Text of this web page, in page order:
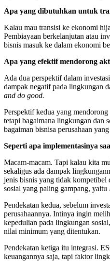
Apa yang dibutuhkan untuk
Kalau mau transisi ke ekonomi
Pembiayaan berkelanjutan atau
bisnis masuk ke dalam ekonomi
Apa yang efektif mendorong
Ada dua perspektif dalam
dampak negatif pada lingkungan
and do good.
Perspektif kedua yang
tetapi bagaimana lingkungan dan
bagaiman bisnisa perusahaan
Seperti apa implementasinya
Macam-macam. Tapi kalau kita
sekaligus ada dampak
jenis bisnis yang tidak kompetibel
sosial yang paling gampang, yaitu
Pendekatan kedua, sebelum
perusahaannya. Intinya ingin
kepedulian pada lingkungan
nilai minimum yang ditentukan.
Pendekatan ketiga itu integrasi.
keuangannya saja, tapi faktor